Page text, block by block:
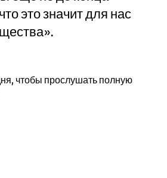
это значит для нас
чтобы прослушать полную